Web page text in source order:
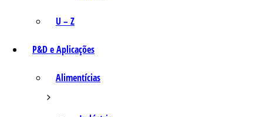
U – Z
P&D e Aplicações
Alimentícias